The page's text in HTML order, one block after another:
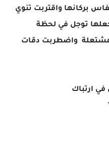
بركانها واقتربت تنوي
توجل في لحظة
واضطربت دقات
ارتباك